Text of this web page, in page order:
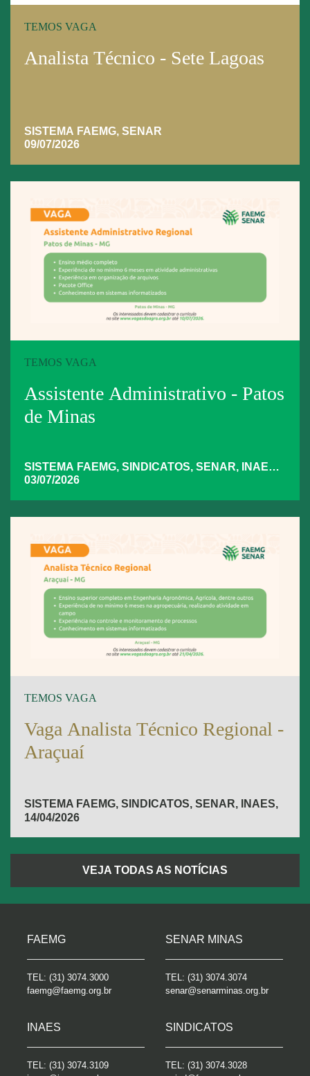
TEMOS VAGA
Analista Técnico - Sete Lagoas
SISTEMA FAEMG, SENAR
09/07/2026
TEMOS VAGA
Assistente Administrativo - Patos
de Minas
SISTEMA FAEMG, SINDICATOS, SENAR, INAES,
FAEMG
03/07/2026
TEMOS VAGA
Vaga Analista Técnico Regional -
Araçuaí
SISTEMA FAEMG, SINDICATOS, SENAR, INAES,
FAEMG
14/04/2026
VEJA TODAS AS NOTÍCIAS
FAEMG
TEL: (31) 3074.3000
faemg@faemg.org.br
SENAR MINAS
TEL: (31) 3074.3074
senar@senarminas.org.br
INAES
TEL: (31) 3074.3109
SINDICATOS
TEL: (31) 3074.3028